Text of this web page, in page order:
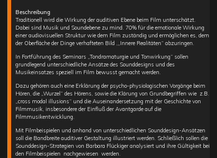
Beschreibung
Traditionell wird die Wirkung der auditiven Ebene beim Film unterschätzt.
Dabei sind Musik und Soundebene zu mind. 70% für die emotionale Wirkung
einer audiovisuellen Struktur wie dem Film zuständig und ermöglichen es, dem
der Oberfläche der Dinge verhafteten Bild ,„Innere Realitäten“ abzuringen.
In Fortführung des Seminars „Tondramaturgie und Tonwirkung“ sollen
grundlegend unterschiedliche Ansätze des Sounddesigns und des
Musikeinsatzes speziell im Film bewusst gemacht werden.
Dazu gehören auch eine Erklärung der psycho-physiologischen Vorgänge beim
Hören, die „Wurzel“ des Hörens, sowie die Klärung von Grundbegriffen wie z.B.
„cross modal illusions“ und die Auseinandersetzung mit der Geschichte von
Filmmusik, insbesondere der Einfluß der Avantgarde auf die
Filmmusikentwicklung.
Mit Filmbeispielen und anhand von unterschiedlichen Sounddesign-Ansätzen
soll die Bandbreite auditiver Gestaltung illustriert werden. Schließlich sollen die
Sounddesign-Strategien von Barbara Flückiger analysiert und ihre Gültigkeit bei
den Filmbeispielen nachgewiesen werden.